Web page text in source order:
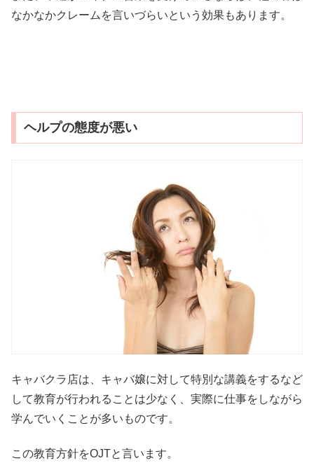
なかなかクレームを言いづらいという効果もあります。
ヘルプの態度が悪い
キャバクラ店は、キャバ嬢に対して特別な講義をするなど
して教育が行われることは少なく、実際に仕事をしながら
学んでいくことが多いものです。
この教育方針をOJTと言います。